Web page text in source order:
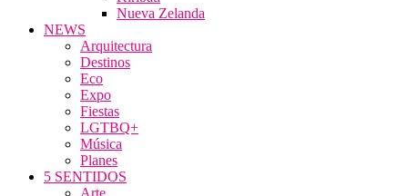
Nueva Zelanda
NEWS
Arquitectura
Destinos
Eco
Expo
Fiestas
LGTBQ+
Música
Planes
5 SENTIDOS
Arte